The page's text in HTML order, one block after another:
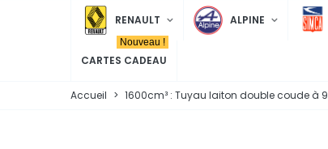
RENAULT ALPINE
CARTES CADEAU
Nouveau !
Accueil > 1600cm³ : Tuyau laiton double coude à